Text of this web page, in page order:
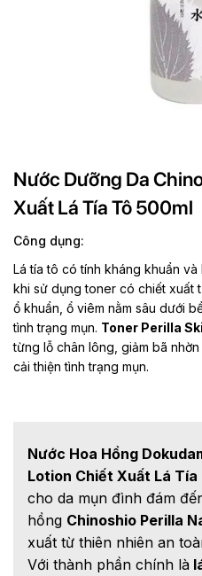
Nước Dưỡng Da
Xuất Lá Tía Tô 500ml
Công dụng:
Lá tía tô có tính kháng khuẩn
khi sử dụng toner có chiết xuất
ổ khuẩn, ổ viêm nằm sâu dưới
tình trạng mụn. Toner Perilla
từng lỗ chân lông, giảm bã
cải thiện tình trạng mụn.
Nước Hoa Hồng
Lotion Chiết Xuất Lá Tía
cho da mụn đình đám
hồng Chinoshio Perilla
xuất từ thiên nhiên an
Với thành phần chính là